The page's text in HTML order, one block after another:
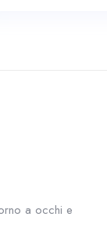
a occhi e